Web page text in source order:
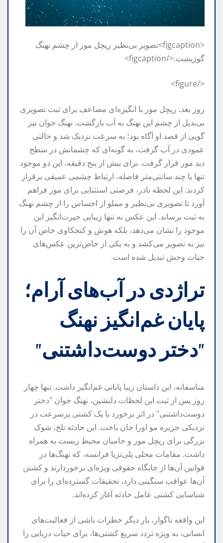
<figcaption>تصویر بی‌نظیر ریچل مور از چشم نهنگ
گوژپشت.</figcaption>
</figure>
روز بعد، ریچل مور با انگیزه‌ای مضاعف برای ثبت تصویری
بی‌بدیل از چشم این نهنگ به آب بازگشت. نهنگ جوان نیز
گویی از قصد او آگاه بود؛ به سرعت نزدیک شد و حالتی
عمودی در آب گرفت، به گونه‌ای که چشمانش در سطح
دید مور قرار گرفت. برای بیش از پنج دقیقه، این دو موجود
تنها با چند سانتی‌متر فاصله، ارتباط چشمی عمیقی برقرار
کردند. این لحظه نادر، فرصتی استثنایی برای مور فراهم
آورد تا تصویری بی‌نظیر و مملو از احساس را از چشم نهنگ
به ثبت برساند. این عکس نه تنها زیبایی حیرت‌انگیز این
موجود را نشان می‌دهد، بلکه هوش و کنجکاوی خاص آن را
نیز به تصویر می‌کشد و به یکی از خاص‌ترین عکس‌های
حیات وحش تبدیل شده است.
تراژدی در آب‌های آرام؛
پایان غم‌انگیز نهنگ
"دختر دوست‌داشتنی"
متاسفانه، این داستان زیبا پایانی غم‌انگیز داشت. تنها چهار
روز پس از ثبت این لحظات دلنشین، نهنگ جوان "دختر
دوست‌داشتنی" در اثر برخورد با یک کشتی پرسرعت در
نزدیکی جزیره مو اورا جان باخت. این حادثه تلخ، شوک
بزرگی برای ریچل مور و حامیان محیط زیست به همراه
داشت. مقامات محلی پلی‌نزیا فرانسه، که نهنگ‌ها در
قوانین آن‌ها از جایگاه حقوقی ویژه‌ای برخوردارند و کشتن
آن‌ها عواقب سنگینی دارد، تحقیقات گسترده‌ای را برای
شناسایی کشتی عامل حادثه آغاز کرده‌اند.
این واقعه ناگوار، بار دیگر خطرات ناشی از فعالیت‌های
انسانی، به ویژه تردد سریع کشتی‌ها، برای حیات دریایی را